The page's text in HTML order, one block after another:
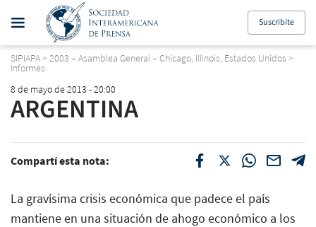
Suscribite
SIPIAPA> 2003 – Asamblea General – Chicago, Illinois, Estados Unidos >
Informes
8 de mayo de 2013 - 20:00
ARGENTINA
Compartí esta nota:
La gravísima crisis económica que padece el país
mantiene en una situación de ahogo económico a los